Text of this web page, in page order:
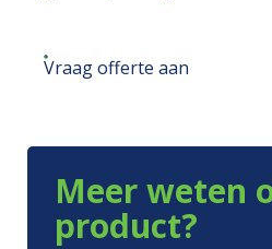
Vraag offerte aan
Meer weten
product?